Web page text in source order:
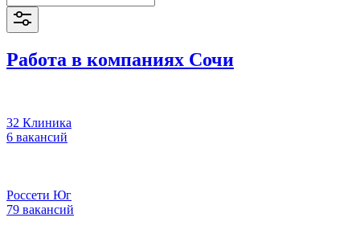
Работа в компаниях Сочи
32 Клиника
6 вакансий
Россети Юг
79 вакансий